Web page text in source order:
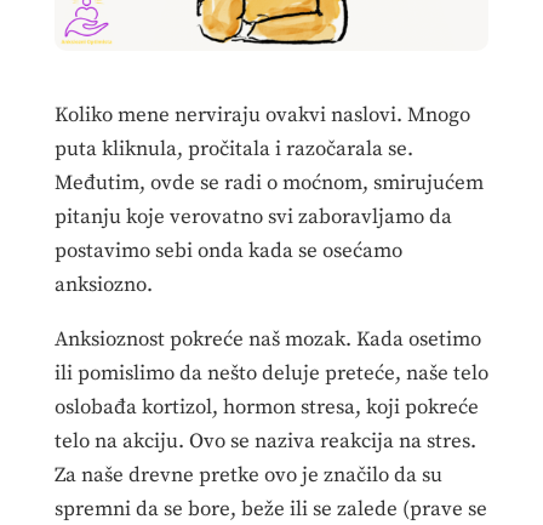
Koliko mene nerviraju ovakvi naslovi. Mnogo
puta kliknula, pročitala i razočarala se.
Međutim, ovde se radi o moćnom, smirujućem
pitanju koje verovatno svi zaboravljamo da
postavimo sebi onda kada se osećamo
anksiozno.
Anksioznost pokreće naš mozak. Kada osetimo
ili pomislimo da nešto deluje preteće, naše telo
oslobađa kortizol, hormon stresa, koji pokreće
telo na akciju. Ovo se naziva reakcija na stres.
Za naše drevne pretke ovo je značilo da su
spremni da se bore, beže ili se zalede (prave se